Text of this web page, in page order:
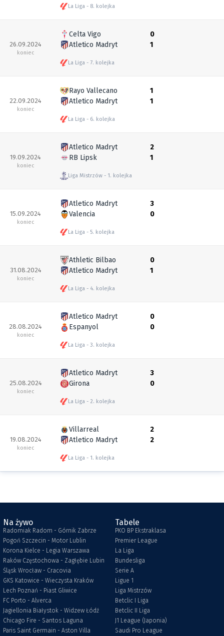
La Liga 8. kolejka
26.09.2024
koniec
Celta Vigo
Atletico Madryt
La Liga 7. kolejka
0
1
22.09.2024
koniec
Rayo Vallecano
Atletico Madryt
La Liga 6. kolejka
1
1
19.09.2024
koniec
Atletico Madryt
RB Lipsk
Liga Mistrzów 1. kolejka
2
1
15.09.2024
koniec
Atletico Madryt
Valencia
La Liga 5. kolejka
3
0
31.08.2024
koniec
Athletic Bilbao
Atletico Madryt
La Liga 4. kolejka
0
1
28.08.2024
koniec
Atletico Madryt
Espanyol
La Liga 3. kolejka
0
0
25.08.2024
koniec
Atletico Madryt
Girona
La Liga 2. kolejka
3
0
19.08.2024
koniec
Villarreal
Atletico Madryt
La Liga 1. kolejka
2
2
Na żywo
Radomiak Radom - Górnik Zabrze
Pogoń Szczecin - Motor Lublin
Korona Kielce - Legia Warszawa
Raków Częstochowa - Zagłębie Lubin
Śląsk Wrocław - Cracovia
GKS Katowice - Wieczysta Kraków
Lech Poznań - Piast Gliwice
FC Porto - Alverca
Jagiellonia Białystok - Widzew Łódź
Chicago Fire - Santos Laguna
Paris Saint Germain - Aston Villa
Tabele
PKO BP Ekstraklasa
Premier League
La Liga
Bundesliga
Serie A
Ligue 1
Liga Mistrzów
Betclic I Liga
Betclic II Liga
J1 League (Japonia)
Saudi Pro League